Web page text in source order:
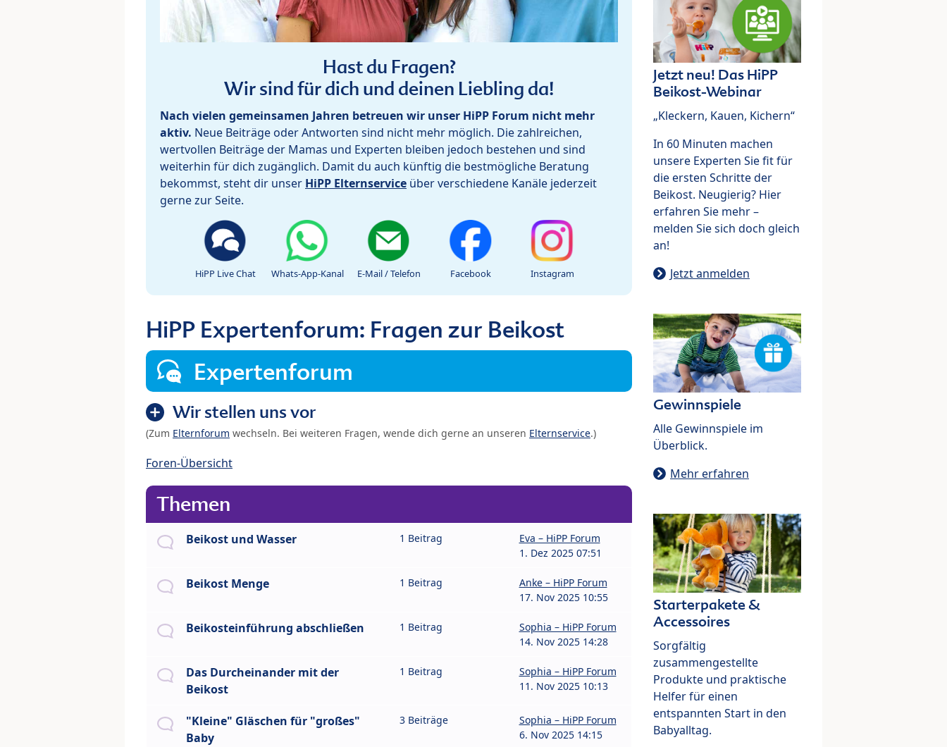
Hast du Fragen?
Wir sind für dich und deinen Liebling da!
Nach vielen gemeinsamen Jahren betreuen wir unser HiPP Forum nicht mehr
aktiv. Neue Beiträge oder Antworten sind nicht mehr möglich. Die zahlreichen,
wertvollen Beiträge der Mamas und Experten bleiben jedoch bestehen und sind
weiterhin für dich zugänglich. Damit du auch künftig die bestmögliche Beratung
bekommst, steht dir unser HiPP Elternservice über verschiedene Kanäle jederzeit
gerne zur Seite.
HiPP Live Chat Whats-App-Kanal E-Mail / Telefon Facebook Instagram
HiPP Expertenforum: Fragen zur Beikost
Expertenforum
Wir stellen uns vor
(Zum Elternforum wechseln. Bei weiteren Fragen, wende dich gerne an unseren Elternservice.)
Foren-Übersicht
Themen
Beikost und Wasser 1 Beitrag
Eva – HiPP Forum
1. Dez 2025 07:51
Beikost Menge 1 Beitrag
Anke – HiPP Forum
17. Nov 2025 10:55
Beikosteinführung abschließen 1 Beitrag
Sophia – HiPP Forum
14. Nov 2025 14:28
Das Durcheinander mit der
Beikost
1 Beitrag
Sophia – HiPP Forum
11. Nov 2025 10:13
"Kleine" Gläschen für "großes"
Baby
3 Beiträge
Sophia – HiPP Forum
6. Nov 2025 14:15
Jetzt neu! Das HiPP
Beikost-Webinar
„Kleckern, Kauen, Kichern“
In 60 Minuten machen
unsere Experten Sie fit für
die ersten Schritte der
Beikost. Neugierig? Hier
erfahren Sie mehr –
melden Sie sich doch gleich
an!
Jetzt anmelden
Gewinnspiele
Alle Gewinnspiele im
Überblick.
Mehr erfahren
Starterpakete &
Accessoires
Sorgfältig
zusammengestellte
Produkte und praktische
Helfer für einen
entspannten Start in den
Babyalltag.